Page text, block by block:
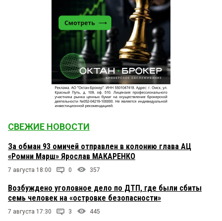
СВЕЖИЕ НОВОСТИ
За обман 93 омичей отправлен в колонию глава АЦ
«Ромни Марш» Ярослав МАКАРЕНКО
7 августа 18:00 0 357
Возбуждено уголовное дело по ДТП, где были сбиты
семь человек на «островке безопасности»
7 августа 17:30 3 445